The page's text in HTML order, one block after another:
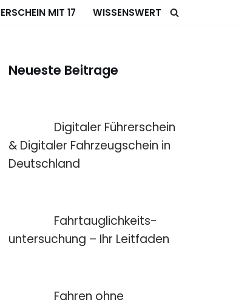
MIT 17 WISSENSWERT
Neueste Beitrage
Digitaler Führerschein
& Digitaler Fahrzeugschein in
Deutschland
Fahrtauglichkeits­
untersuchung – Ihr Leitfaden
Fahren ohne